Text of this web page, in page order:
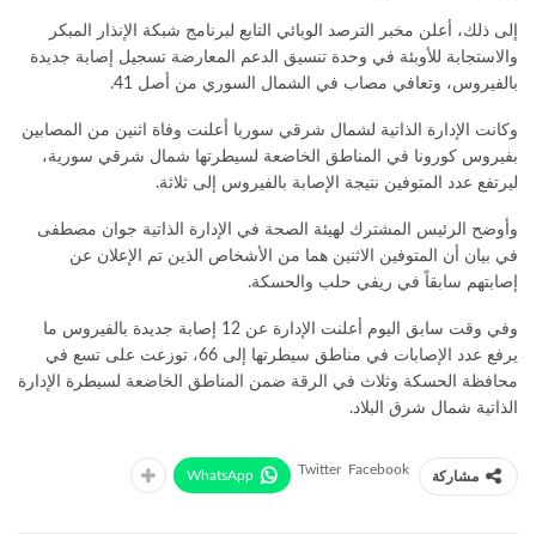
إلى ذلك، أعلن مخبر الترصد الوبائي التابع لبرنامج شبكة الإنذار المبكر
والاستجابة للأوبئة في وحدة تنسيق الدعم المعارضة تسجيل إصابة جديدة
بالفيروس، وتعافي مصاب في الشمال السوري من أصل 41.
وكانت الإدارة الذاتية لشمال شرقي سوريا أعلنت وفاة اثنين من المصابين
بفيروس كورونا في المناطق الخاضعة لسيطرتها شمال شرقي سورية،
ليرتفع عدد المتوفين نتيجة الإصابة بالفيروس إلى ثلاثة.
وأوضح الرئيس المشترك لهيئة الصحة في الإدارة الذاتية جوان مصطفى
في بيان أن المتوفين الاثنين هما من الأشخاص الذين تم الإعلان عن
إصابتهم سابقاً في ريفي حلب والحسكة.
وفي وقت سابق اليوم أعلنت الإدارة عن 12 إصابة جديدة بالفيروس ما
يرفع عدد الإصابات في مناطق سيطرتها إلى 66، توزعت على تسع في
محافظة الحسكة وثلاث في الرقة ضمن المناطق الخاضعة لسيطرة الإدارة
الذاتية شمال شرق البلاد.
مشاركة Facebook
Twitter
WhatsApp